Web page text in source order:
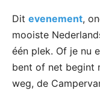
Dit evenement,
mooiste
één plek. Of je nu
bent of net begint
weg, de